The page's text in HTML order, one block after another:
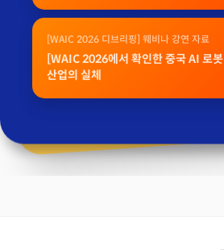
[WAIC 2026 디브리핑] 웨비나 강연 자료
[WAIC 2026에서 확인한 중국 AI 로봇
산업의 실체